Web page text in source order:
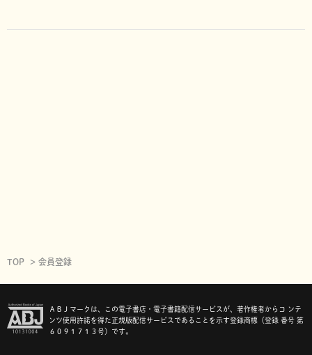
TOP 会員登録
ＡＢＪマークは、この電子書店・電子書籍配信サービスが、著作権者からコ ンテ
ンツ使用許諾を得た正規版配信サービスであることを示す登録商標（登録 番号 第
６０９１７１３号）です。